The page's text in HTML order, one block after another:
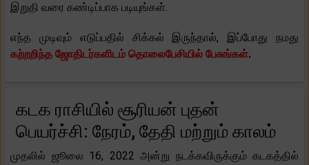
இறுதி வரை கண்டிப்பாக படியுங்கள்.
எந்த முடிவும் எடுப்பதில் சிக்கல் இருந்தால், இப்போது நமது
கற்றறிந்த ஜோதிடர்களிடம் தொலைபேசியில் பேசுங்கள்.
கடக ராசியில் சூரியன் புதன்
பெயர்ச்சி: நேரம், தேதி மற்றும் காலம்
முதலில் ஜூலை 16, 2022 அன்று நடக்கவிருக்கும் கடகத்தில்